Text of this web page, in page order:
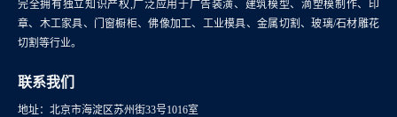
完全拥有独立知识产权,广泛应用于广告装潢、建筑模型、滴塑模制作、印
章、木工家具、门窗橱柜、佛像加工、工业模具、金属切割、玻璃/石材雕花
切割等行业。
联系我们
地址：北京市海淀区苏州街33号1016室